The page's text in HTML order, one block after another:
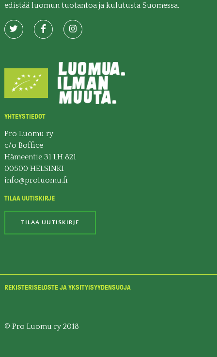
edistää luomun tuotantoa ja kulutusta Suomessa.
YHTEYSTIEDOT
Pro Luomu ry
c/o Boffice
Hämeentie 31 LH 821
00500 HELSINKI
info@proluomu.fi
TILAA UUTISKIRJE
TILAA UUTISKIRJE
REKISTERISELOSTE JA YKSITYISYYDENSUOJA
© Pro Luomu ry 2018